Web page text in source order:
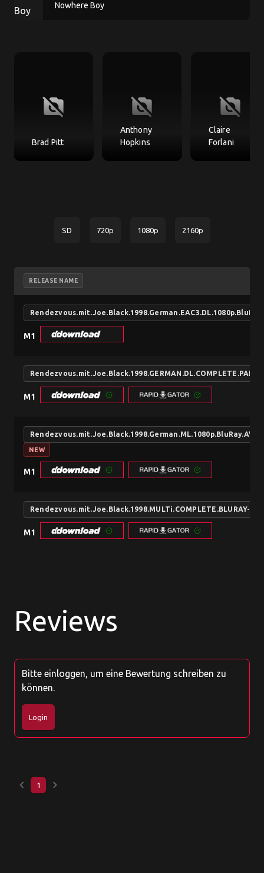
Nowhere Boy
no_photography
Brad Pitt
no_photography
Anthony
Hopkins
no_photography
Claire
Forlani
SD 720p 1080p 2160p
RELEASE NAME
M1
M1
Rendezvous.mit.Joe.Black.1998.German.ML.1080p.BluRay.AVC-
NEW
M1
Rendezvous.mit.Joe.Black.1998.MULTi.COMPLETE.BLURAY-
M1
Reviews
Bitte einloggen, um eine Bewertung schreiben zu
können.
Login
keyboard_arrow_left 1 keyboard_arrow_right